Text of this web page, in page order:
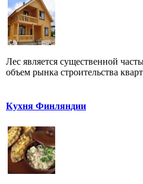
Лес является существенной
объем рынка строительства
Кухня Финляндии